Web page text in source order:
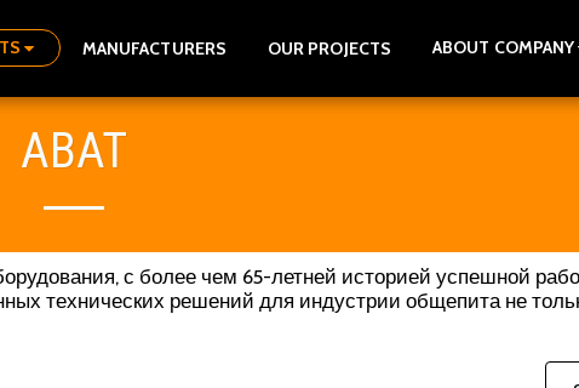
MANUFACTURERS OUR PROJECTS ABOUT COMPANY
ABAT
с более чем 65-летней историей успешной
технических решений для индустрии общепита не